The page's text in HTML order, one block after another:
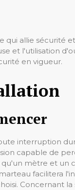
qui allie sécurité
et l'utilisation
en vigueur.
interruption
capable de
mètre et un
facilitera
Concernant la